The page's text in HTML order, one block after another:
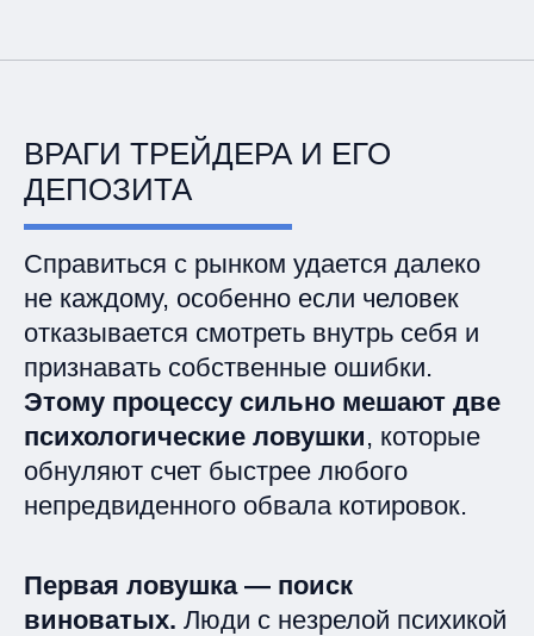
ВРАГИ ТРЕЙДЕРА И ЕГО
ДЕПОЗИТА
Справиться с рынком удается далеко
не каждому, особенно если человек
отказывается смотреть внутрь себя и
признавать собственные ошибки.
Этому процессу сильно мешают две
психологические ловушки, которые
обнуляют счет быстрее любого
непредвиденного обвала котировок.
Первая ловушка — поиск
виноватых. Люди с незрелой психикой